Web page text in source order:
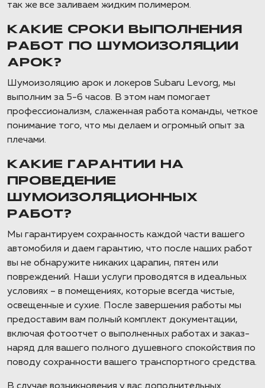
так же все заливаем жидким полимером.
КАКИЕ СРОКИ ВЫПОЛНЕНИЯ
РАБОТ ПО ШУМОИЗОЛЯЦИИ
АРОК?
Шумоизоляцию арок и локеров Subaru Levorg, мы
выполним за 5-6 часов. В этом нам помогает
профессионализм, слаженная работа команды, четкое
понимание того, что мы делаем и огромный опыт за
плечами.
КАКИЕ ГАРАНТИИ НА
ПРОВЕДЕНИЕ
ШУМОИЗОЛЯЦИОННЫХ
РАБОТ?
Мы гарантируем сохранность каждой части вашего
автомобиля и даем гарантию, что после наших работ
вы не обнаружите никаких царапин, пятен или
повреждений. Наши услуги проводятся в идеальных
условиях – в помещениях, которые всегда чистые,
освещенные и сухие. После завершения работы мы
предоставим вам полный комплект документации,
включая фотоотчет о выполненных работах и заказ-
наряд для вашего полного душевного спокойствия по
поводу сохранности вашего транспортного средства.